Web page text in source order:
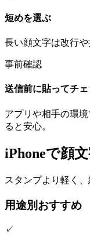
短めを選ぶ
長い顔文字は改行
事前確認
送信前に貼ってチェ
アプリや相手の環
ると安心。
iPhoneで顔
スタンプより軽く
用途別おすすめ
✓